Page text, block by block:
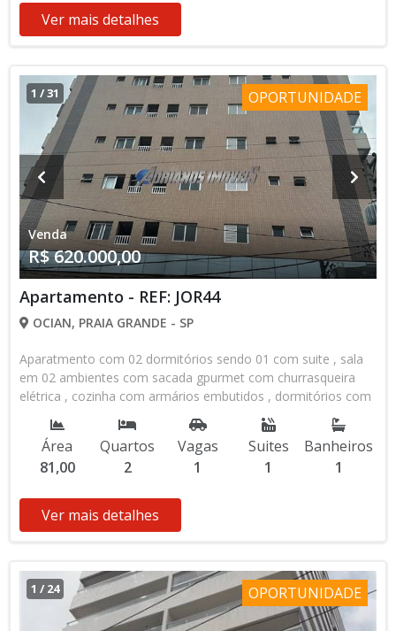
Ver mais detalhes
1 /31 OPORTUNIDADE
Venda
R$ 620.000,00
Apartamento - REF: JOR44
OCIAN, PRAIA GRANDE - SP
Aparatmento com 02 dormitórios sendo 01 com suite , sala
em 02 ambientes com sacada gpurmet com churrasqueira
elétrica , cozinha com armários embutidos , dormitórios com
cama Box e armários novos . sacads compreende a sala e o
dormitório. área técinica para instalação de ar-condicionado.
]Prédiop com lazer , piscina , salão de jogos e festas
,totalmente mobiliado e decorado. Prédio semi -novo. Venha
Área
81,00
Quartos
2
Vagas
1
Suites
1
Banheiros
1
Ver mais detalhes
1 / 24 OPORTUNIDADE